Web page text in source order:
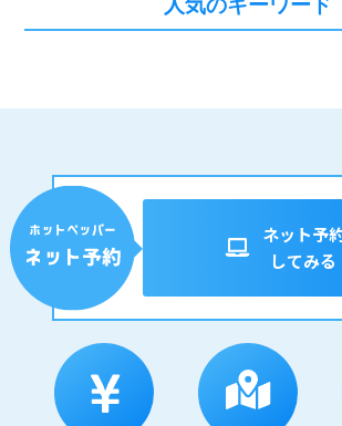
人気のキーワード
ネット予
してみる